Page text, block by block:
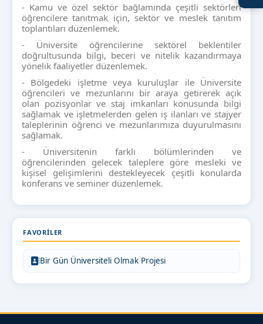
- Kamu ve özel sektör bağlamında çeşitli sektörleri
öğrencilere tanıtmak için, sektör ve meslek tanıtım
toplantıları düzenlemek.
- Üniversite öğrencilerine sektörel beklentiler
doğrultusunda bilgi, beceri ve nitelik kazandırmaya
yönelik faaliyetler düzenlemek.
- Bölgedeki işletme veya kuruluşlar ile Üniversite
öğrencileri ve mezunlarını bir araya getirerek açık
olan pozisyonlar ve staj imkanları konusunda bilgi
sağlamak ve işletmelerden gelen iş ilanları ve stajyer
taleplerinin öğrenci ve mezunlarımıza duyurulmasını
sağlamak.
- Üniversitenin farklı bölümlerinden ve
öğrencilerinden gelecek taleplere göre mesleki ve
kişisel gelişimlerini destekleyecek çeşitli konularda
konferans ve seminer düzenlemek.
FAVORILER
Bir Gün Üniversiteli Olmak Projesi